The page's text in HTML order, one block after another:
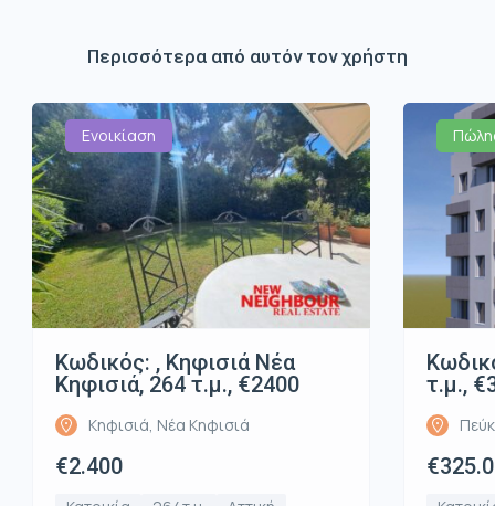
Περισσότερα από αυτόν τον χρήστη
Ενοικίαση
Κωδικός: , Κηφισιά Νέα
Κηφισιά, 264 τ.μ., €2400
Κηφισιά, Νέα Κηφισιά
€2.400
τ.μ.,